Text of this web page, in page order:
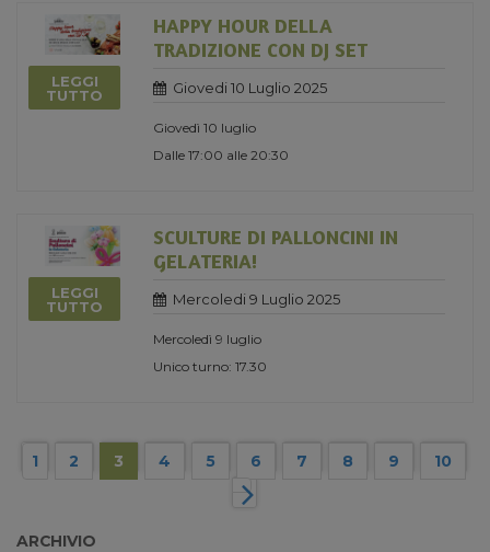
LEGGI
TUTTO
HAPPY HOUR DELLA
TRADIZIONE CON DJ SET
Giovedi 10 Luglio 2025
Giovedì 10 luglio
Dalle 17:00 alle 20:30
LEGGI
TUTTO
SCULTURE DI PALLONCINI IN
GELATERIA!
Mercoledi 9 Luglio 2025
Mercoledì 9 luglio
Unico turno: 17.30
1 2 3 4 5 6 7 8 9 10
ARCHIVIO